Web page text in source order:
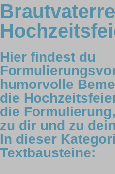
Hier findest du
humorvolle
die
die
zu dir und zu
In dieser
Textbausteine: